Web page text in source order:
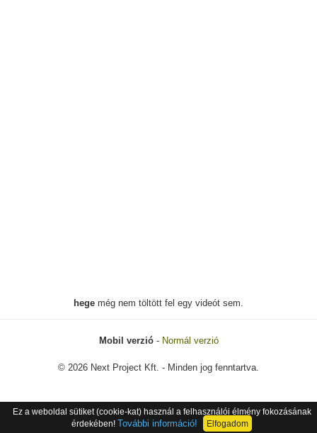
hege még nem töltött fel egy videót sem.
Mobil verzió- Normál verzió
© 2026 Next Project Kft. - Minden jog fenntartva.
Ez a weboldal sütiket (cookie-kat) használ a felhasználói élmény fokozásának
érdekében! További információ! Elfogadom